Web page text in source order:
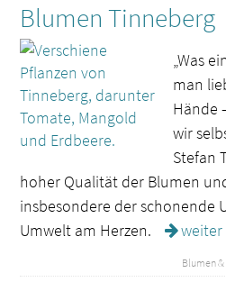
Blumen Tinneberg
„Was
man
Hände
wir
Stefan
hoher Qualität der Blumen
insbesondere der schonende
Umwelt am Herzen.
weiter
Blumen